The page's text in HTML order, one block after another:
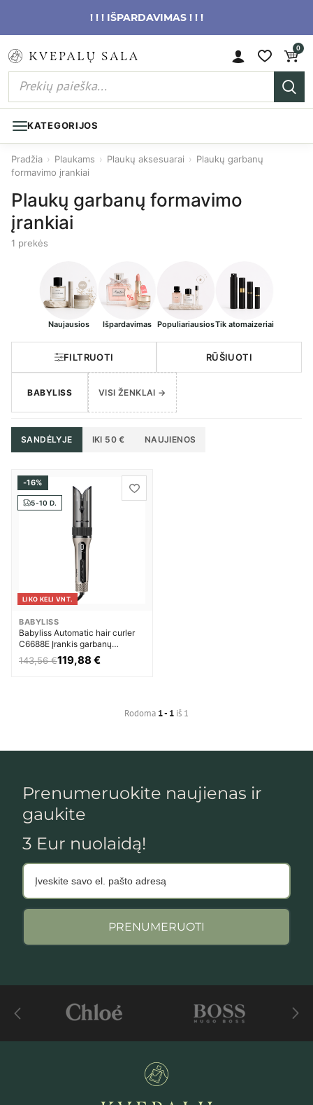
! ! ! IŠPARDAVIMAS ! ! !
0
KATEGORIJOS
Pradžia › Plaukams › Plaukų aksesuarai › Plaukų garbanų
formavimo įrankiai
Plaukų garbanų formavimo
įrankiai
1 prekės
Naujausios Išpardavimas PopuliariausiosTik atomaizeriai
FILTRUOTI
BABYLISS VISI ŽENKLAI →
RŪŠIUOTI
SANDĖLYJE IKI 50 € NAUJIENOS
-16%
5-10 D.
LIKO KELI VNT.
BABYLISS
Babyliss Automatic hair curler
C6688E Įrankis garbanų
formavimui Unisex
143,56 €119,88 €
Rodoma 1 - 1 iš 1
Prenumeruokite naujienas ir
gaukite
3 Eur nuolaidą!
PRENUMERUOTI